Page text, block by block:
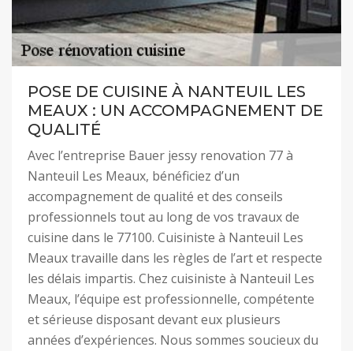
POSE DE CUISINE À NANTEUIL LES
MEAUX : UN ACCOMPAGNEMENT DE
QUALITÉ
Avec l’entreprise Bauer jessy renovation 77 à
Nanteuil Les Meaux, bénéficiez d’un
accompagnement de qualité et des conseils
professionnels tout au long de vos travaux de
cuisine dans le 77100. Cuisiniste à Nanteuil Les
Meaux travaille dans les règles de l’art et respecte
les délais impartis. Chez cuisiniste à Nanteuil Les
Meaux, l’équipe est professionnelle, compétente
et sérieuse disposant devant eux plusieurs
années d’expériences. Nous sommes soucieux du